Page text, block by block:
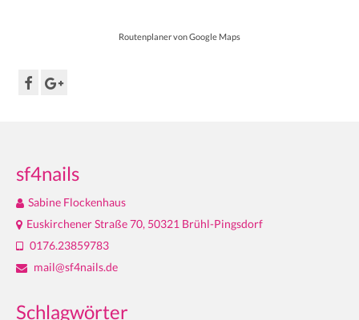
Routenplaner von Google Maps
sf4nails
Sabine Flockenhaus
Euskirchener Straße 70, 50321 Brühl-Pingsdorf
0176.23859783
mail@sf4nails.de
Schlagwörter